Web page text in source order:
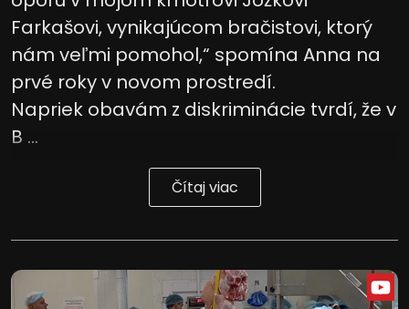
Farkašovi, vynikajúcom bračistovi, ktorý
nám veľmi pomohol,“ spomína Anna na
prvé roky v novom prostredí.
Napriek obavám z diskriminácie tvrdí, že v
B ...
Čítaj viac